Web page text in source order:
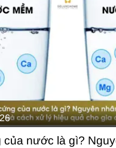
clo dư, kim loại nặng
đến sức khỏe và tuổi thọ
từ đầu nguồn. Với
chất lượng khắt khe cùng
đến nguồn nước sạch
ngày, từ tắm rửa, giặt
nước cho máy lọc
nước là gì?